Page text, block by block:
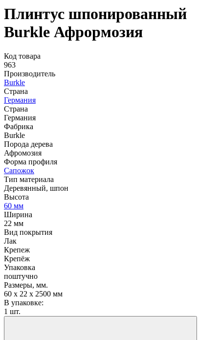
Плинтус шпонированный
Burkle Афрормозия
Код товара
963
Производитель
Burkle
Страна
Германия
Страна
Германия
Фабрика
Burkle
Порода дерева
Афромозия
Форма профиля
Сапожок
Тип материала
Деревянный, шпон
Высота
60 мм
Ширина
22 мм
Вид покрытия
Лак
Крепеж
Крепёж
Упаковка
поштучно
Размеры, мм.
60 х 22 х 2500 мм
В упаковке:
1 шт.